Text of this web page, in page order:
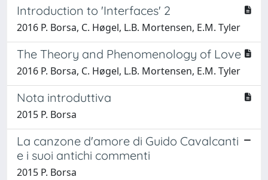
Introduction to 'Interfaces' 2
2016 P. Borsa, C. Høgel, L.B. Mortensen, E.M. Tyler
The Theory and Phenomenology of Love
2016 P. Borsa, C. Høgel, L.B. Mortensen, E.M. Tyler
Nota introduttiva
2015 P. Borsa
La canzone d'amore di Guido Cavalcanti
e i suoi antichi commenti
2015 P. Borsa